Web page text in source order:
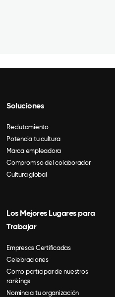
Soluciones
Reclutamiento
Potencia tu cultura
Marca empleadora
Compromiso del colaborador
Cultura global
Los Mejores Lugares para
Trabajar
Empresas Certificadas
Celebraciones
Como participar de nuestros
rankings
Nomina a tu organización